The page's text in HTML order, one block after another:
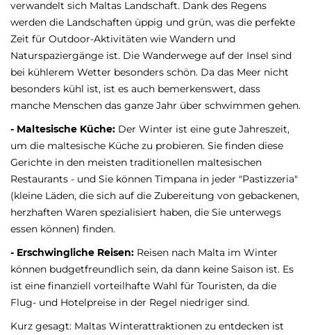
verwandelt sich Maltas Landschaft. Dank des Regens
werden die Landschaften üppig und grün, was die perfekte
Zeit für Outdoor-Aktivitäten wie Wandern und
Naturspaziergänge ist. Die Wanderwege auf der Insel sind
bei kühlerem Wetter besonders schön. Da das Meer nicht
besonders kühl ist, ist es auch bemerkenswert, dass
manche Menschen das ganze Jahr über schwimmen gehen.
- Maltesische Küche: Der Winter ist eine gute Jahreszeit,
um die maltesische Küche zu probieren. Sie finden diese
Gerichte in den meisten traditionellen maltesischen
Restaurants - und Sie können Timpana in jeder "Pastizzeria"
(kleine Läden, die sich auf die Zubereitung von gebackenen,
herzhaften Waren spezialisiert haben, die Sie unterwegs
essen können) finden.
- Erschwingliche Reisen: Reisen nach Malta im Winter
können budgetfreundlich sein, da dann keine Saison ist. Es
ist eine finanziell vorteilhafte Wahl für Touristen, da die
Flug- und Hotelpreise in der Regel niedriger sind.
Kurz gesagt: Maltas Winterattraktionen zu entdecken ist